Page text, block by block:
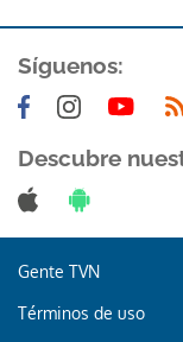
Síguenos:
Descubre
Gente TVN
Términos de uso